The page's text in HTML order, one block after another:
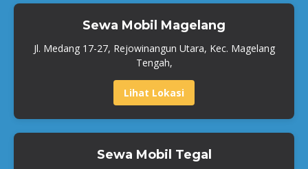
Sewa Mobil Magelang
Jl. Medang 17-27, Rejowinangun Utara, Kec. Magelang
Tengah,
Lihat Lokasi
Sewa Mobil Tegal